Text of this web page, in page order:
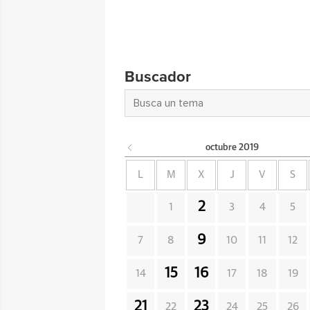
Buscador
octubre 2019
L M X J V S
1 2 3 4 5
7 8 9 10 11 12
14 15 16 17 18 19
21 22 23 24 25 26